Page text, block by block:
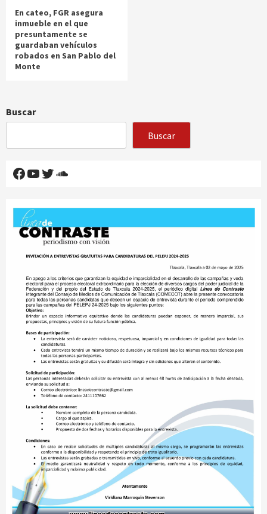
En cateo, FGR asegura
inmueble en el que
presuntamente se
guardaban vehículos
robados en San Pablo del
Monte
Buscar
Buscar
Facebook
YouTube
Twitter
SoundCloud